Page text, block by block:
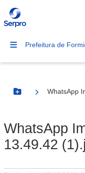
Prefeitura de
Botão Menu
WhatsApp
WhatsApp
13.49.42